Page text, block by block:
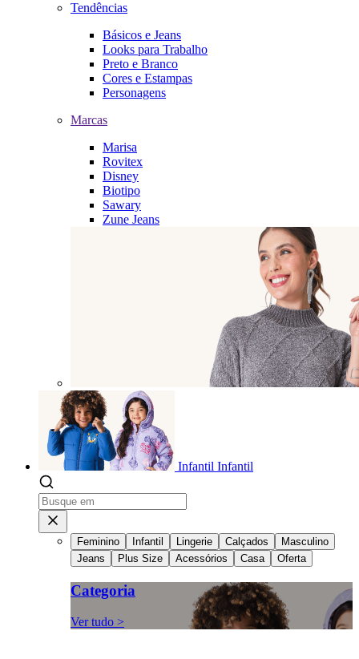
Tendências
Básicos e Jeans
Looks para Trabalho
Preto e Branco
Cores e Estampas
Personagens
Marcas
Marisa
Rovitex
Disney
Biotipo
Sawary
Zune Jeans
Infantil Infantil
Feminino Infantil Lingerie Calçados
Masculino
Jeans
Plus Size Acessórios Casa Oferta
Categoria
Ver tudo >